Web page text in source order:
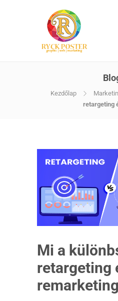
Kezdőlap
retargeting
Mi a
retargeting